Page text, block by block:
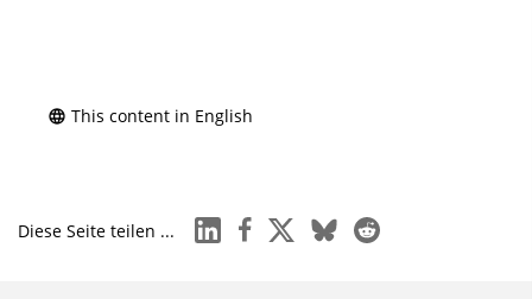
This content in English
Diese Seite teilen ... linkedinfacebook
x blueskyreddit